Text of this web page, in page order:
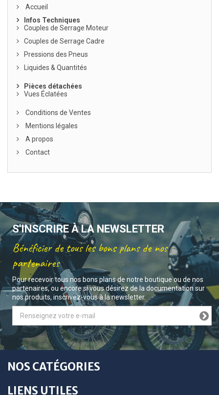
Accueil
Infos Techniques
Couples de Serrage Moteur
Couples de Serrage Cadre
Pressions des Pneus
Liquides & Quantités
Pièces détachées
Vues Éclatées
Conditions de Ventes
Mentions légales
A propos
Contact
S'INSCRIRE À LA NEWSLETTER
Bénéficier de tous les bons plans de nos
partenaires
Pour recevoir tous nos bons plans de notre boutique ou de nos
partenaires, ou encore si vous désirez de la documentation sur
nos produits, inscrivez-vous à la newsletter.
NOS CATÉGORIES
LIENS UTILES